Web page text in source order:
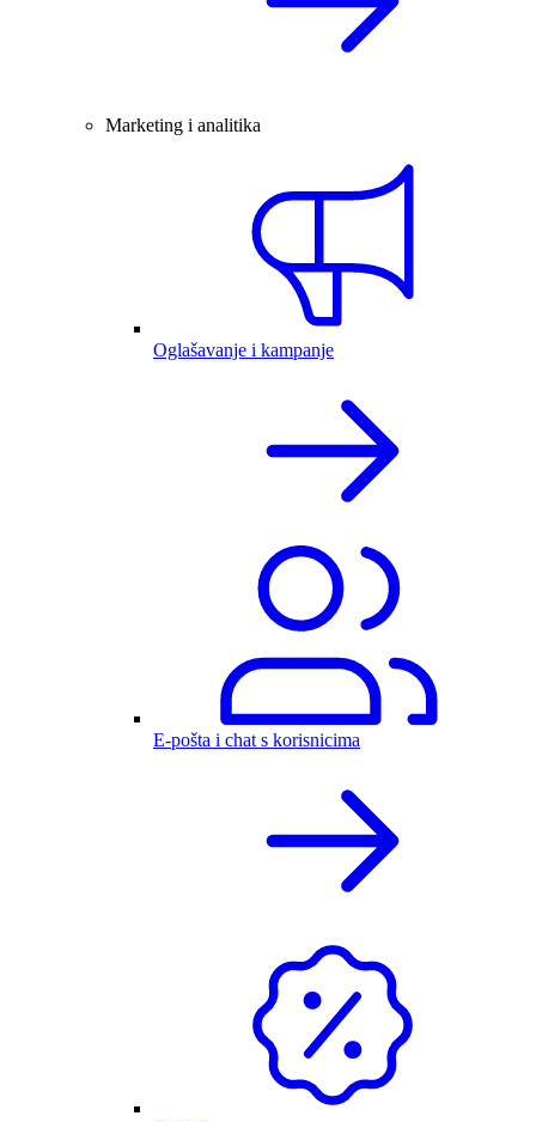
Marketing i analitika
Oglašavanje i kampanje
E-pošta i chat s korisnicima